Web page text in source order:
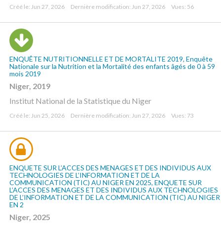
Créé le: Jun 27, 2026 Dernière modification: Jun 27, 2026 Vues: 56
ENQUÊTE NUTRITIONNELLE ET DE MORTALITE 2019, Enquête
Nationale sur la Nutrition et la Mortalité des enfants âgés de 0 à 59
mois 2019
Niger, 2019
Institut National de la Statistique du Niger
Créé le: Jun 25, 2026 Dernière modification: Jun 27, 2026 Vues: 73
ENQUETE SUR L’ACCES DES MENAGES ET DES INDIVIDUS AUX
TECHNOLOGIES DE L’INFORMATION ET DE LA
COMMUNICATION (TIC) AU NIGER EN 2025, ENQUETE SUR
L’ACCES DES MENAGES ET DES INDIVIDUS AUX TECHNOLOGIES
DE L’INFORMATION ET DE LA COMMUNICATION (TIC) AU NIGER
EN 2
Niger, 2025